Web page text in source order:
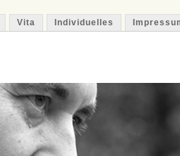
Vita Individuelles